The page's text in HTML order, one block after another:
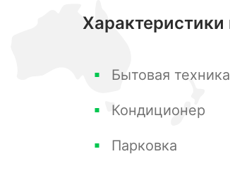
великолепными
Бытовая техника
Кондиционер
Парковка